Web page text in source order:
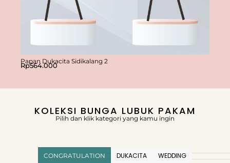
Papan Dukacita Sidikalang 2
Rp564.000
KOLEKSI BUNGA LUBUK PAKAM
Pilih dan klik kategori yang kamu ingin
CONGRATULATION DUKACITA WEDDING